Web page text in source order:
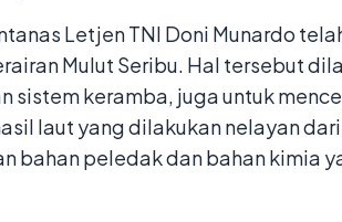
Letjen TNI Doni Munardo
Mulut Seribu. Hal tersebut
sistem keramba, juga untuk
laut yang dilakukan nelayan dari
bahan peledak dan bahan kimia